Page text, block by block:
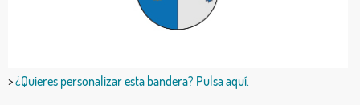
>¿Quieres personalizar esta bandera? Pulsa aquí.